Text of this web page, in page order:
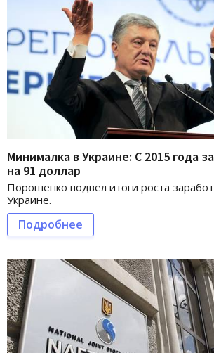
Минималка в Украине: С 2015 года
на 91 доллар
Порошенко подвел итоги роста
Украине.
Подробнее